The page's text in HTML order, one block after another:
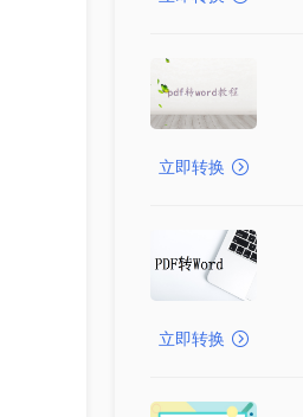
立即转换
立即转换